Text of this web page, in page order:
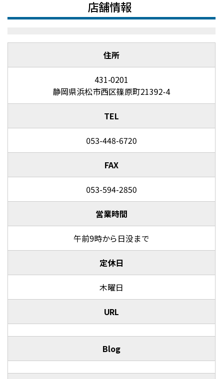
店舗情報
住所
431-0201
静岡県浜松市西区篠原町21392-4
TEL
053-448-6720
FAX
053-594-2850
営業時間
午前9時から日没まで
定休日
木曜日
URL
Blog